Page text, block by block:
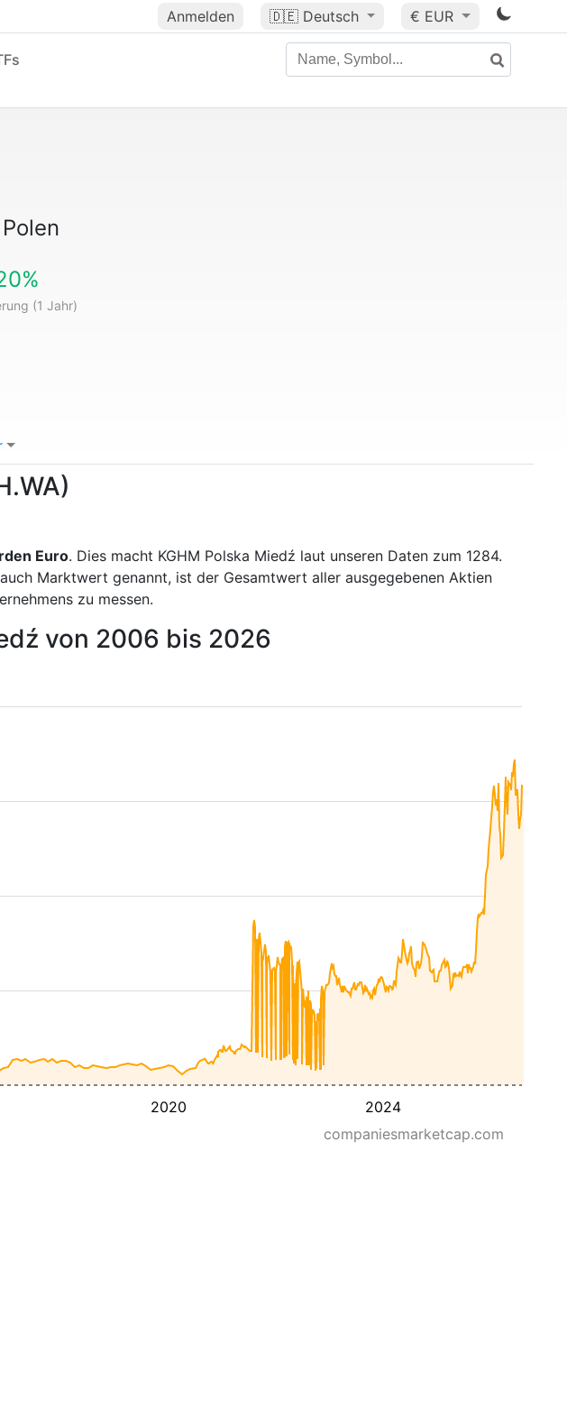
Anmelden 🇩🇪 Deutsch € EUR
(1 Jahr)
Euro. Dies macht KGHM Polska Miedź laut unseren Daten zum 1284.
Marktwert genannt, ist der Gesamtwert aller ausgegebenen Aktien
zu messen.
von 2006 bis 2026
2020 2024
companiesmarketcap.com